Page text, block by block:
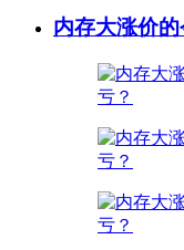
内存大涨价